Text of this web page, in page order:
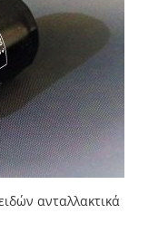
ανταλλακτικά